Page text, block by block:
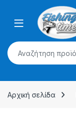
Skip to navigation
Αναζήτηση για:
Αρχική σελίδα